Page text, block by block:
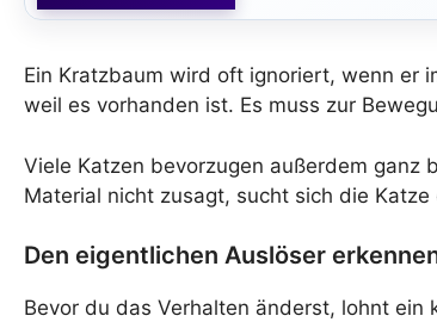
Ein Kratzbaum wird oft ignoriert, wenn er
weil es vorhanden ist. Es muss zur
Viele Katzen bevorzugen außerdem ganz
Material nicht zusagt, sucht sich die
Den eigentlichen Auslöser
Bevor du das Verhalten änderst, lohnt ein